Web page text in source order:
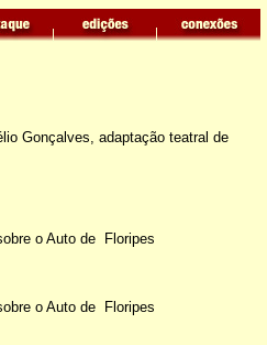
Gonçalves, adaptação teatral de
o Auto de Floripes
o Auto de Floripes